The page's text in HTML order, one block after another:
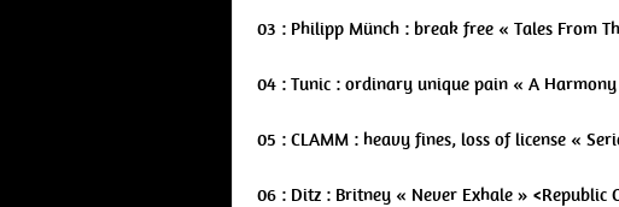
03 : Philipp Münch : break free « Tales From
04 : Tunic : ordinary unique pain « A
05 : CLAMM : heavy fines, loss of license «
06 : Ditz : Britney « Never Exhale » <Republic